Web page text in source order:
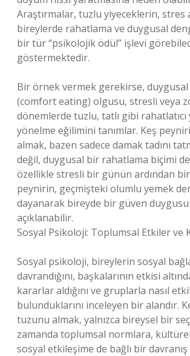
Araştırmalar, tuzlu yiyeceklerin, stres
bireylerde rahatlama ve duygusal
bir tür “psikolojik ödül” işlevi
göstermektedir.
Bir örnek vermek gerekirse, duygusal
(comfort eating) olgusu, stresli veya
dönemlerde tuzlu, tatlı gibi rahatlatıcı
yönelme eğilimini tanımlar. Keş
almak, bazen sadece damak tadını
değil, duygusal bir rahatlama biçimi
özellikle stresli bir günün ardından
peynirin, geçmişteki olumlu yemek
dayanarak bireyde bir güven duygusu
açıklanabilir.
Sosyal Psikoloji: Toplumsal Etkiler ve
Sosyal psikoloji, bireylerin sosyal
davrandığını, başkalarının etkisi
kararlar aldığını ve gruplarla nasıl
bulunduklarını inceleyen bir alandır.
tuzunu almak, yalnızca bireysel bir
zamanda toplumsal normlara,
sosyal etkileşime de bağlı bir